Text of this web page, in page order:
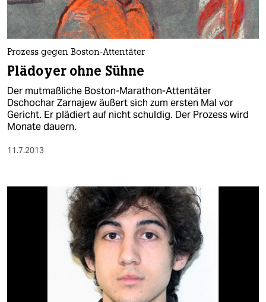
Prozess gegen Boston-Attentäter
Plädoyer ohne Sühne
Der mutmaßliche Boston-Marathon-Attentäter
Dschochar Zarnajew äußert sich zum ersten Mal vor
Gericht. Er plädiert auf nicht schuldig. Der Prozess wird
Monate dauern.
11.7.2013